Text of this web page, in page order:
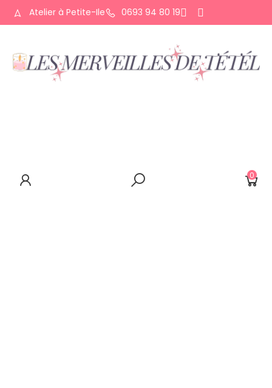
Atelier à Petite-Ile 0693 94 80 19
0